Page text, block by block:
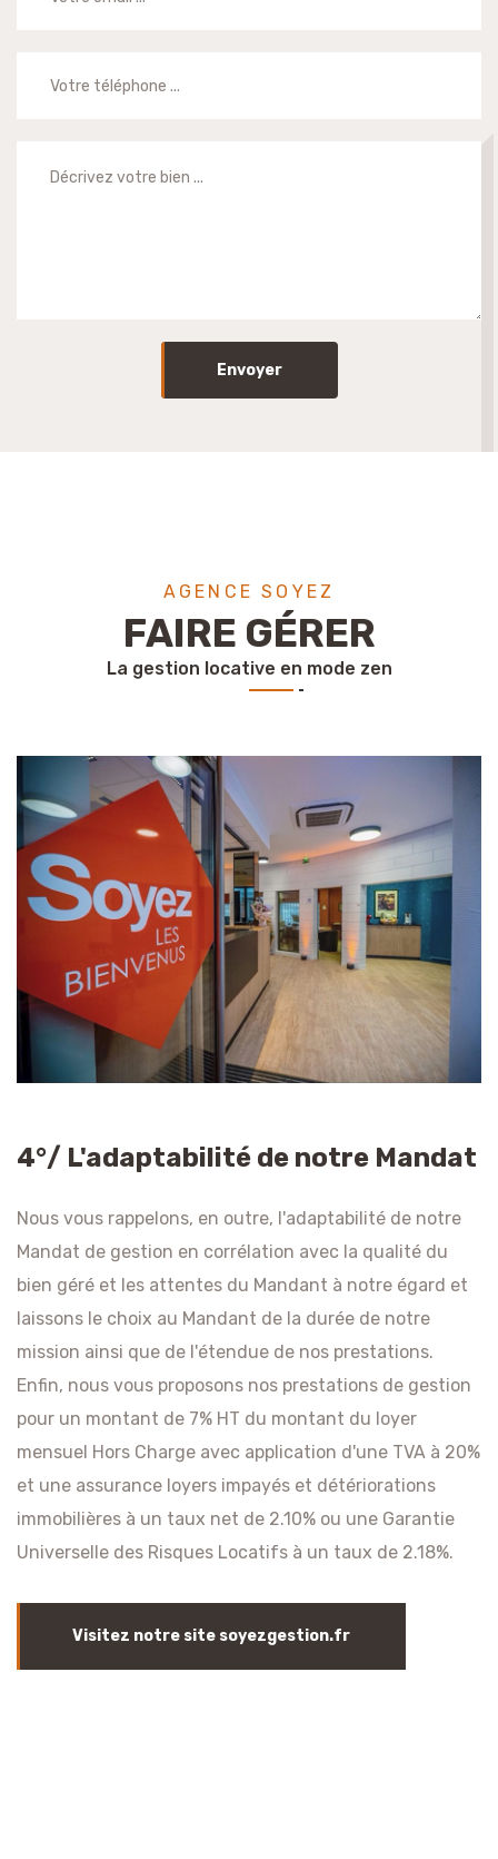
Envoyer
AGENCE SOYEZ
FAIRE GÉRER
La gestion locative en mode zen
4°/ L'adaptabilité de notre Mandat
Nous vous rappelons, en outre, l'adaptabilité de notre
Mandat de gestion en corrélation avec la qualité du
bien géré et les attentes du Mandant à notre égard et
laissons le choix au Mandant de la durée de notre
mission ainsi que de l'étendue de nos prestations.
Enfin, nous vous proposons nos prestations de gestion
pour un montant de 7% HT du montant du loyer
mensuel Hors Charge avec application d'une TVA à 20%
et une assurance loyers impayés et détériorations
immobilières à un taux net de 2.10% ou une Garantie
Universelle des Risques Locatifs à un taux de 2.18%.
Visitez notre site soyezgestion.fr